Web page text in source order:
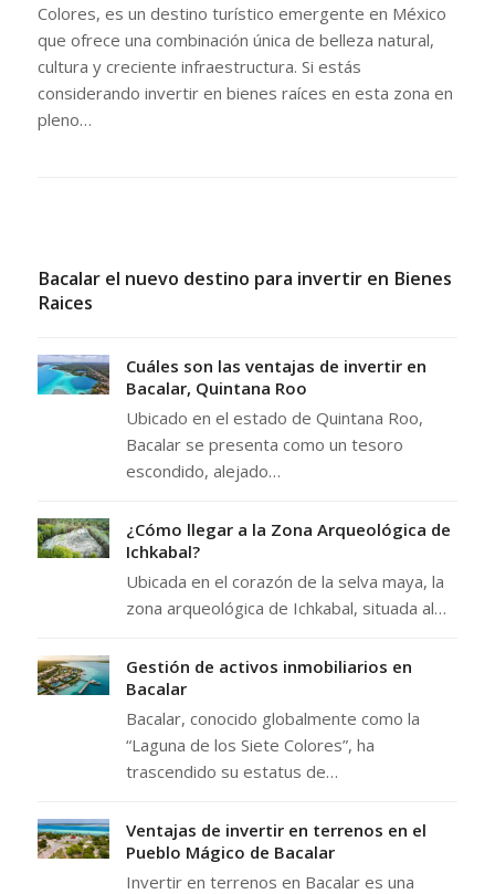
Colores, es un destino turístico emergente en México
que ofrece una combinación única de belleza natural,
cultura y creciente infraestructura. Si estás
considerando invertir en bienes raíces en esta zona en
pleno…
Bacalar el nuevo destino para invertir en Bienes
Raices
Cuáles son las ventajas de invertir en
Bacalar, Quintana Roo
Ubicado en el estado de Quintana Roo,
Bacalar se presenta como un tesoro
escondido, alejado…
¿Cómo llegar a la Zona Arqueológica de
Ichkabal?
Ubicada en el corazón de la selva maya, la
zona arqueológica de Ichkabal, situada al…
Gestión de activos inmobiliarios en
Bacalar
Bacalar, conocido globalmente como la
“Laguna de los Siete Colores”, ha
trascendido su estatus de…
Ventajas de invertir en terrenos en el
Pueblo Mágico de Bacalar
Invertir en terrenos en Bacalar es una